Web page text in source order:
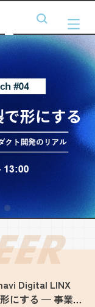
Digital LINX
にする — 事業責